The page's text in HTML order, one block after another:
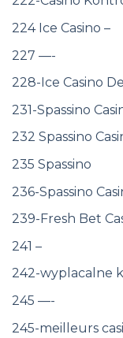
224 Ice Casino –
227 —-
228-Ice Casino
231-Spassino
232 Spassino
235 Spassino
236-Spassino
239-Fresh Bet
241 –
242-wyplacalne
245 —-
245-meilleurs